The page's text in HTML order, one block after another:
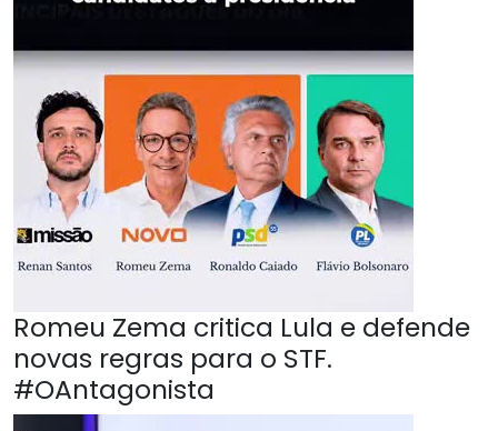
Romeu Zema critica Lula e defende
novas regras para o STF.
#OAntagonista